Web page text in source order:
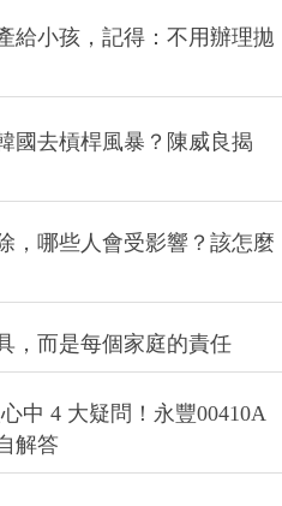
給小孩，記得：不用辦理拋
國去槓桿風暴？陳威良揭
，哪些人會受影響？該怎麼
，而是每個家庭的責任
中 4 大疑問！永豐00410A
解答